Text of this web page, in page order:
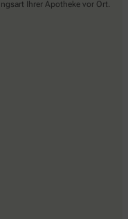
Ihrer Apotheke vor Ort.